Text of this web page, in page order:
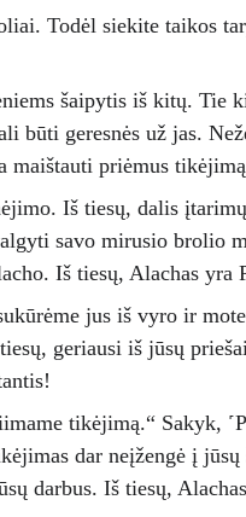
Todėl siekite taikos
šaipytis iš kitų. Tie
būti geresnės už jas.
maištauti priėmus
Iš tiesų, dalis
savo mirusio brolio
Iš tiesų, Alachas
jus iš vyro ir
geriausi iš jūsų
tikėjimą.“ Sakyk,
dar neįžengė į
darbus. Iš tiesų,